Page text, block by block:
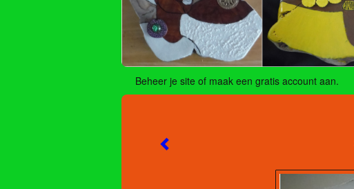
Beheer je site of maak een gratis account aan.